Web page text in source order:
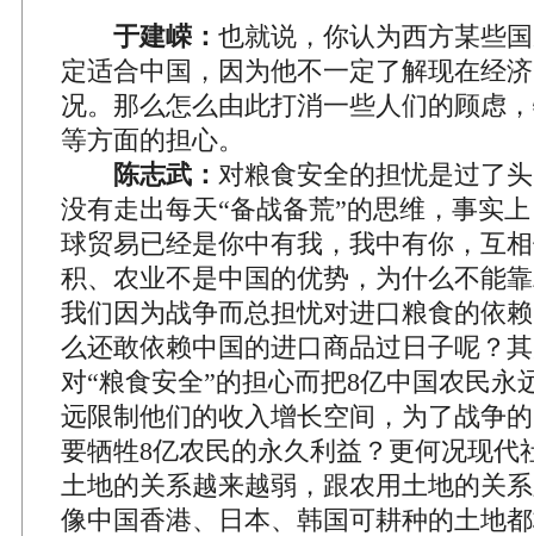
于建嵘： 也就说，你认为西方某些
定适合中国，因为他不一定了解现在经
况。那么怎么由此打消一些人们的顾虑
等方面的担心。
陈志武： 对粮食安全的担忧是过了
没有走出每天“备战备荒”的思维，事实
球贸易已经是你中有我，我中有你，互
积、农业不是中国的优势，为什么不能
我们因为战争而总担忧对进口粮食的依
么还敢依赖中国的进口商品过日子呢？
对“粮食安全”的担心而把8亿中国农民永
远限制他们的收入增长空间，为了战争
要牺牲8亿农民的永久利益？更何况现代
土地的关系越来越弱，跟农用土地的关
像中国香港、日本、韩国可耕种的土地